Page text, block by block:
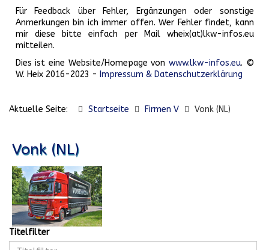
Für Feedback über Fehler, Ergänzungen oder sonstige
Anmerkungen bin ich immer offen. Wer Fehler findet, kann
mir diese bitte einfach per Mail wheix(at)lkw-infos.eu
mitteilen.
Dies ist eine Website/Homepage von www.lkw-infos.eu. ©
W. Heix 2016-2023 - Impressum & Datenschutzerklärung
Aktuelle Seite: Startseite Firmen V Vonk (NL)
Vonk (NL)
Titelfilter